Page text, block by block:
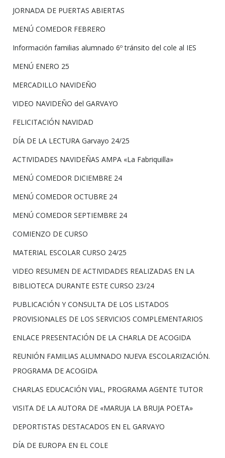
JORNADA DE PUERTAS ABIERTAS
MENÚ COMEDOR FEBRERO
Información familias alumnado 6º tránsito del cole al IES
MENÚ ENERO 25
MERCADILLO NAVIDEÑO
VIDEO NAVIDEÑO del GARVAYO
FELICITACIÓN NAVIDAD
DÍA DE LA LECTURA Garvayo 24/25
ACTIVIDADES NAVIDEÑAS AMPA «La Fabriquilla»
MENÚ COMEDOR DICIEMBRE 24
MENÚ COMEDOR OCTUBRE 24
MENÚ COMEDOR SEPTIEMBRE 24
COMIENZO DE CURSO
MATERIAL ESCOLAR CURSO 24/25
VIDEO RESUMEN DE ACTIVIDADES REALIZADAS EN LA
BIBLIOTECA DURANTE ESTE CURSO 23/24
PUBLICACIÓN Y CONSULTA DE LOS LISTADOS
PROVISIONALES DE LOS SERVICIOS COMPLEMENTARIOS
ENLACE PRESENTACIÓN DE LA CHARLA DE ACOGIDA
REUNIÓN FAMILIAS ALUMNADO NUEVA ESCOLARIZACIÓN.
PROGRAMA DE ACOGIDA
CHARLAS EDUCACIÓN VIAL, PROGRAMA AGENTE TUTOR
VISITA DE LA AUTORA DE «MARUJA LA BRUJA POETA»
DEPORTISTAS DESTACADOS EN EL GARVAYO
DÍA DE EUROPA EN EL COLE